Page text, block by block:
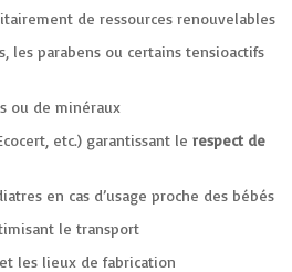
de ressources renouvelables
les parabens ou certains tensioactifs
ou de minéraux
etc.) garantissant le respect de
en cas d’usage proche des bébés
le transport
les lieux de fabrication